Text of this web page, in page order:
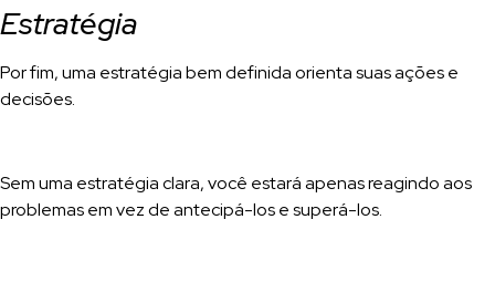
Estratégia
Por fim, uma estratégia bem definida orienta suas ações e
decisões.
Sem uma estratégia clara, você estará apenas reagindo aos
problemas em vez de antecipá-los e superá-los.